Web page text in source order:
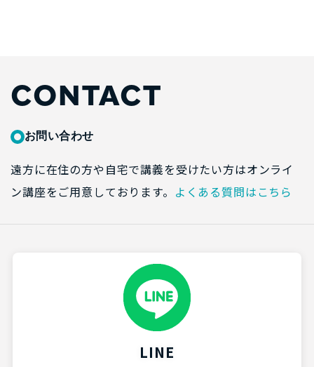
CONTACT
お問い合わせ
遠方に在住の方や自宅で講義を受けたい方はオンライ
ン講座をご用意しております。 よくある質問はこちら
LINE